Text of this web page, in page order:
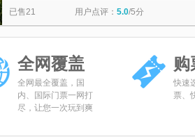
已售21 用户点评： 5.0/5分
全网覆盖
全网最全覆盖，国
内、国际门票一网打
尽，让您一次玩到爽
购
快速
票、